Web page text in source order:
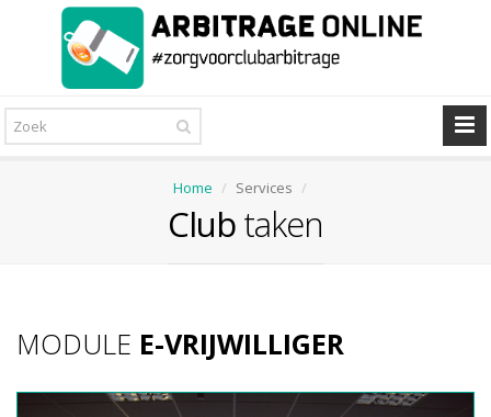
Home Services
Clubtaken
MODULE E-VRIJWILLIGER